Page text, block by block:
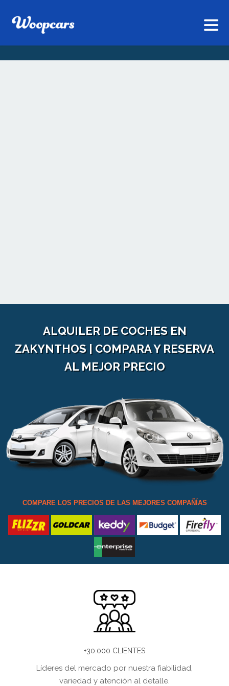
ALQUILER DE COCHES EN
ZAKYNTHOS | COMPARA Y RESERVA
AL MEJOR PRECIO
COMPARE LOS PRECIOS DE LAS MEJORES COMPAÑÍAS
+30.000 CLIENTES
Líderes del mercado por nuestra fiabilidad,
variedad y atención al detalle.